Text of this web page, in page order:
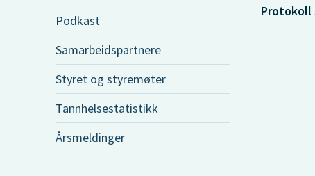
Podkast
Samarbeidspartnere
Styret og styremøter
Tannhelsestatistikk
Årsmeldinger
Protokoll